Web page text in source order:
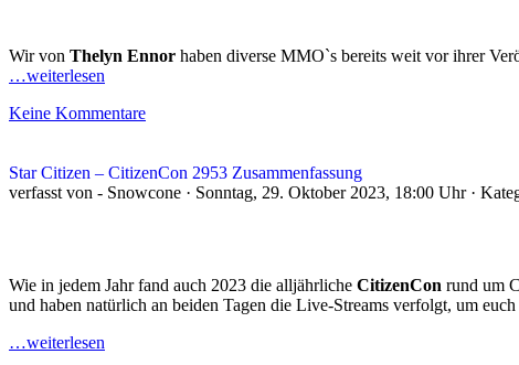
Wir von Thelyn Ennor haben diverse MMO`s bereits weit vor ihrer
…weiterlesen
Keine Kommentare
Star Citizen – CitizenCon 2953 Zusammenfassung
verfasst von - Snowcone · Sonntag, 29. Oktober 2023, 18:00 Uhr ·
Wie in jedem Jahr fand auch 2023 die alljährliche CitizenCon rund um
und haben natürlich an beiden Tagen die Live-Streams verfolgt, um
…weiterlesen